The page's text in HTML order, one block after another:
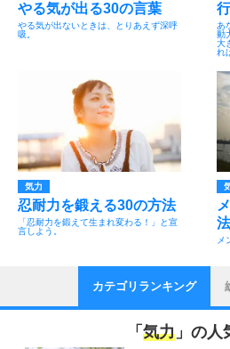
やる気が出る30の言葉
やる気が出ないときは、とりあえず深呼
吸。
あ
動
大
れ
気力
忍耐力を鍛える30の方法
「忍耐力を鍛えて生まれ変わる！」と宣
言しよう。
法
メ
カテゴリランキング
「 気力 」の人